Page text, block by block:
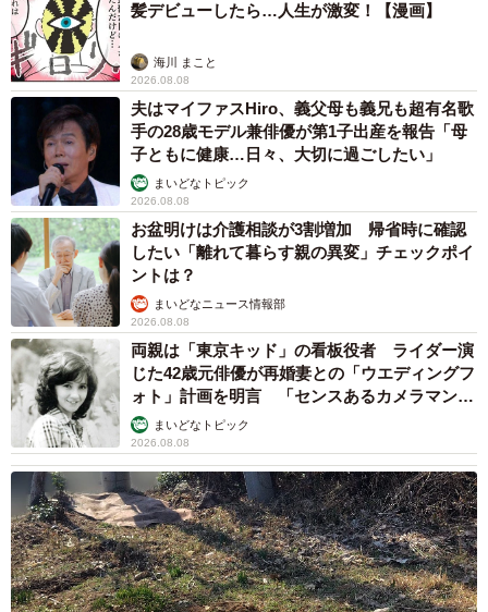
電球交換時にカバーをかぶる弟くん。楽しそうですね（提供：黒柴･あら
れとラブ･茶々さん）
髪デビューしたら…人生が激変！【漫画】
海川 まこと
2026.08.08
夫はマイファスHiro、義父母も義兄も超有名歌
手の28歳モデル兼俳優が第1子出産を報告「母
子ともに健康…日々、大切に過ごしたい」
まいどなトピック
2026.08.08
お盆明けは介護相談が3割増加 帰省時に確認
したい「離れて暮らす親の異変」チェックポイ
ントは？
まいどなニュース情報部
2026.08.08
両親は「東京キッド」の看板役者 ライダー演
じた42歳元俳優が再婚妻との「ウエディングフ
ォト」計画を明言 「センスあるカメラマン求
む」まいどなトピック
2026.08.08